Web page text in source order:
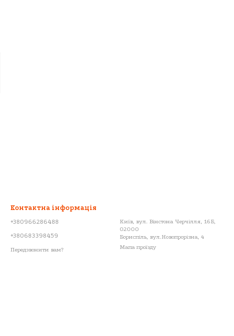
Контактна інформація
+380966286488
+380683398459
Передзвонити вам?
Київ, вул. Вінстона Черчілля, 16Б,
02000
Бориспіль, вул.Новопрорізна, 4
Мапа проїзду